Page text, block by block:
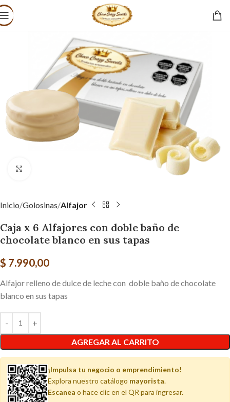
Inicio Golosinas Alfajor
Caja x 6 Alfajores con doble baño de
chocolate blanco en sus tapas
$ 7.990,00
Alfajor relleno de dulce de leche con doble baño de chocolate
blanco en sus tapas
AGREGAR AL CARRITO
¡Impulsa tu negocio o emprendimiento!
Explora nuestro catálogo mayorista.
Escanea o hace clic en el QR para ingresar.